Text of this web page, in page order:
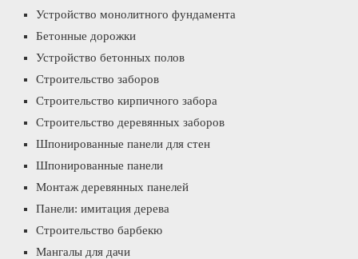
Устройство монолитного фундамента
Бетонные дорожки
Устройство бетонных полов
Строительство заборов
Строительство кирпичного забора
Строительство деревянных заборов
Шпонированные панели для стен
Шпонированные панели
Монтаж деревянных панелей
Панели: имитация дерева
Строительство барбекю
Мангалы для дачи